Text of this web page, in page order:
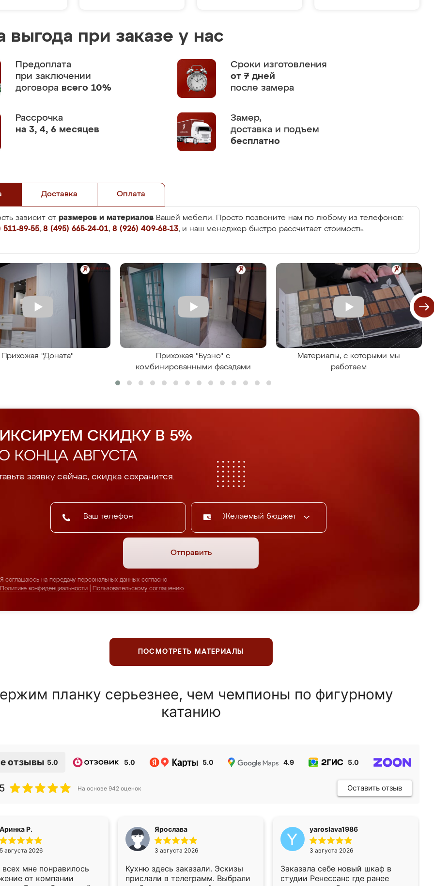
выгода при заказе у нас
Предоплата
при заключении
договора всего 10%
Сроки изготовления
от 7 дней
после замера
Рассрочка
на 3, 4, 6 месяцев
Замер,
доставка и подъем
бесплатно
Доставка Оплата
зависит от размеров и материалов Вашей мебели. Просто позвоните нам по любому из телефонов:
89-55, 8 (495) 665-24-01, 8 (926) 409-68-13, и наш менеджер быстро рассчитает стоимость.
Прихожая "Доната"
Прихожая "Буэно" с
комбинированными фасадами
Материалы, с которыми мы
работаем
СКИДКУ В 5%
КОНЦА АВГУСТА
заявку сейчас, скидка сохранится.
Желаемый бюджет
Отправить
Я соглашаюсь на передачу персональных данных согласно
Политике конфиденциальности
Пользовательскому соглашению
ПОСМОТРЕТЬ МАТЕРИАЛЫ
планку серьезнее, чем чемпионы по фигурному
катанию
отзывы 5.0 5.0 5.0 4.9 5.0
На основе 942 оценок Оставить отзыв
Аринка Р.
5 августа 2026
мне понравилось
от компании
Ярослава
3 августа 2026
Кухню здесь заказали. Эскизы
прислали в телеграмм. Выбрали
yaroslava1986
3 августа 2026
Заказала себе новый шкаф в
студии Ренессанс где ранее